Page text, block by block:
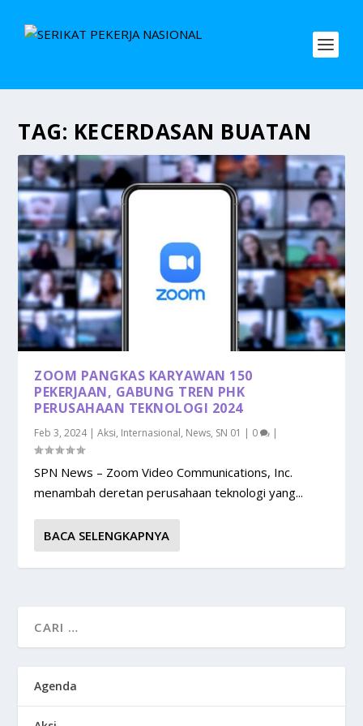
TAG: KECERDASAN BUATAN
ZOOM PANGKAS KARYAWAN 150
PEKERJAAN, GABUNG TREN PHK
PERUSAHAAN TEKNOLOGI 2024
Feb 3, 2024|Aksi, Internasional, News, SN 01 | 0 |
SPN News – Zoom Video Communications, Inc.
menambah deretan perusahaan teknologi yang...
BACA SELENGKAPNYA
Agenda